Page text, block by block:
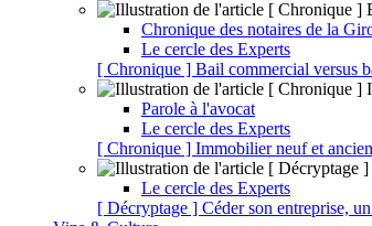
Chronique des notaires de la
Le cercle des Experts
[ Chronique ] Bail commercial versus
Parole à l'avocat
Le cercle des Experts
[ Chronique ] Immobilier neuf et
Le cercle des Experts
[ Décryptage ] Céder son entreprise,